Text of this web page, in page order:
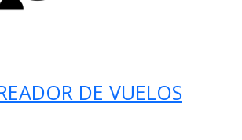
DE VUELOS